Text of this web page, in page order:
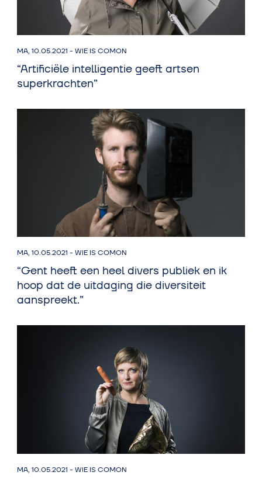
MA, 10.05.2021 -WIE IS COMON
“Artificiële intelligentie geeft artsen
superkrachten”
MA, 10.05.2021 -WIE IS COMON
“Gent heeft een heel divers publiek en ik
hoop dat de uitdaging die diversiteit
aanspreekt.”
MA, 10.05.2021 -WIE IS COMON